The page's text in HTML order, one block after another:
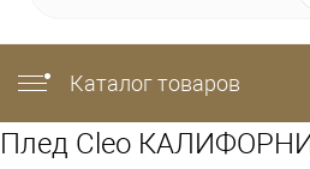
Каталог товаров
Плед Cleo